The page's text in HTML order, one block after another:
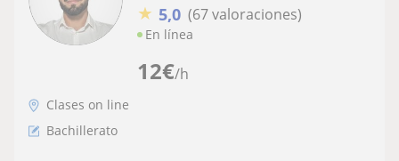
12€/h
★ 5,0 (67 valoraciones)
En línea
Clases on line
Bachillerato